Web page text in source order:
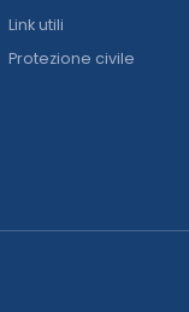
Link utili
Protezione civile